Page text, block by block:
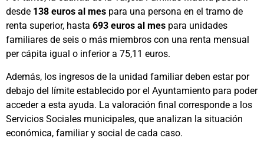
desde 138 euros al mes para una persona en el tramo de
renta superior, hasta 693 euros al mes para unidades
familiares de seis o más miembros con una renta mensual
per cápita igual o inferior a 75,11 euros.
Además, los ingresos de la unidad familiar deben estar por
debajo del límite establecido por el Ayuntamiento para poder
acceder a esta ayuda. La valoración final corresponde a los
Servicios Sociales municipales, que analizan la situación
económica, familiar y social de cada caso.